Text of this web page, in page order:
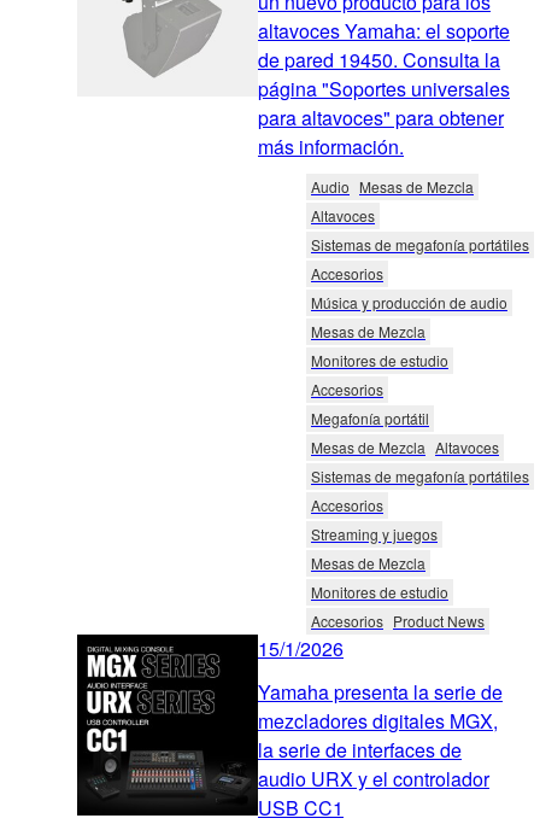
altavoces Yamaha: el soporte
de pared 19450. Consulta la
página "Soportes universales
para altavoces" para obtener
más información.
Audio Mesas de Mezcla
Altavoces
Sistemas de megafonía portátiles
Accesorios
Música y producción de audio
Mesas de Mezcla
Monitores de estudio
Accesorios
Megafonía portátil
Mesas de Mezcla Altavoces
Sistemas de megafonía portátiles
Accesorios
Streaming y juegos
Mesas de Mezcla
Monitores de estudio
Accesorios Product News
15/1/2026
Yamaha presenta la serie de
mezcladores digitales MGX,
la serie de interfaces de
audio URX y el controlador
USB CC1